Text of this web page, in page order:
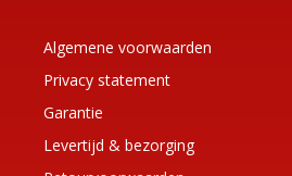
Algemene voorwaarden
Privacy statement
Garantie
Levertijd & bezorging